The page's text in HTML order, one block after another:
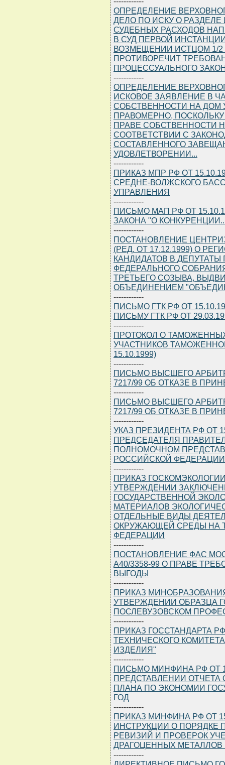
ОПРЕДЕЛЕНИЕ
ДЕЛО ПО ИСКУ О
СУДЕБНЫХ РАСХОДОВ
В СУД ПЕРВОЙ
ВОЗМЕЩЕНИИ ИСТЦОМ 1/
ПРОТИВОРЕЧИТ
ПРОЦЕССУАЛЬНОГО
------------
ОПРЕДЕЛЕНИЕ
ИСКОВОЕ ЗАЯВЛЕНИЕ В
СОБСТВЕННОСТИ НА ДОМ
ПРАВОМЕРНО,
ПРАВЕ СОБСТВЕННОСТИ
СООТВЕТСТВИИ С
СОСТАВЛЕННОГО
УДОВЛЕТВОРЕНИИ...
------------
ПРИКАЗ МПР РФ ОТ
СРЕДНЕ-ВОЛЖСКОГО
УПРАВЛЕНИЯ
------------
ПИСЬМО МАП РФ ОТ
ЗАКОНА "О
------------
ПОСТАНОВЛЕНИЕ
(РЕД. ОТ 17.12.1999) О
КАНДИДАТОВ В
ФЕДЕРАЛЬНОГО
ТРЕТЬЕГО СОЗЫВА,
ОБЪЕДИНЕНИЕМ
------------
ПИСЬМО ГТК РФ ОТ
ПИСЬМУ ГТК РФ ОТ
------------
ПРОТОКОЛ О
УЧАСТНИКОВ
15.10.1999)
------------
ПИСЬМО ВЫСШЕГО
7217/99 ОБ ОТКАЗЕ В
------------
ПИСЬМО ВЫСШЕГО
7217/99 ОБ ОТКАЗЕ В
------------
УКАЗ ПРЕЗИДЕНТА РФ ОТ
ПРЕДСЕДАТЕЛЯ
ПОЛНОМОЧНОМ
РОССИЙСКОЙ
------------
ПРИКАЗ ГОСКОМЭКОЛОГИИ
УТВЕРЖДЕНИИ
ГОСУДАРСТВЕННОЙ
МАТЕРИАЛОВ
ОТДЕЛЬНЫЕ ВИДЫ
ОКРУЖАЮЩЕЙ СРЕДЫ НА
ФЕДЕРАЦИИ
------------
ПОСТАНОВЛЕНИЕ ФАС
А40/3358-99 О ПРАВЕ
ВЫГОДЫ
------------
ПРИКАЗ МИНОБРАЗОВАНИЯ
УТВЕРЖДЕНИИ ОБРАЗЦА
ПОСЛЕВУЗОВСКОМ
------------
ПРИКАЗ ГОССТАНДАРТА
ТЕХНИЧЕСКОГО
ИЗДЕЛИЯ"
------------
ПИСЬМО МИНФИНА РФ ОТ
ПРЕДСТАВЛЕНИИ
ПЛАНА ПО ЭКОНОМИИ
ГОД
------------
ПРИКАЗ МИНФИНА РФ ОТ
ИНСТРУКЦИИ О ПОРЯДКЕ
РЕВИЗИЙ И ПРОВЕРОК
ДРАГОЦЕННЫХ
------------